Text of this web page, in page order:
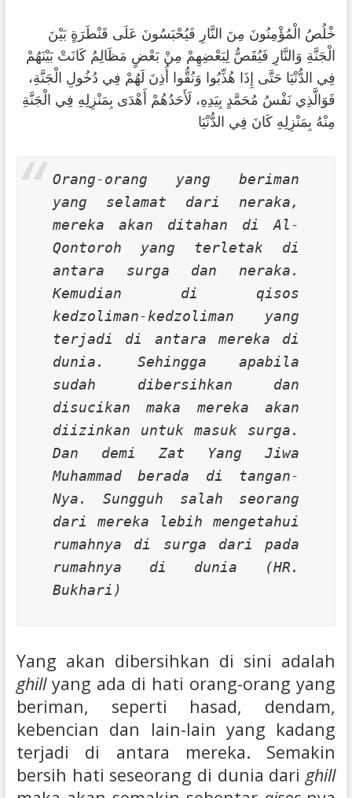
خْلُصُ الْمُؤْمِنُونَ مِنَ النَّارِ فَيُحْبَسُونَ عَلَى قَنْطَرَةٍ بَيْنَ
الْجَنَّةِ وَالنَّارِ فَيُقَصُّ لِبَعْضِهِمْ مِنْ بَعْضٍ مَظَالِمُ كَانَتْ بَيْنَهُمْ
فِي الدُّنْيَا حَتَّى إِذَا هُذِّبُوا وَنُقُّوا أُذِنَ لَهُمْ فِي دُخُولِ الْجَنَّةِ،
فَوَالَّذِي نَفْسُ مُحَمَّدٍ بِيَدِهِ، لَأَحَدُهُمْ أَهْدَى بِمَنْزِلِهِ فِي الْجَنَّةِ
مِنْهُ بِمَنْزِلِهِ كَانَ فِي الدُّنْيَا
Orang-orang yang beriman
yang selamat dari neraka,
mereka akan ditahan di Al-
Qontoroh yang terletak di
antara surga dan neraka.
Kemudian di qisos
kedzoliman-kedzoliman yang
terjadi di antara mereka di
dunia. Sehingga apabila
sudah dibersihkan dan
disucikan maka mereka akan
diizinkan untuk masuk surga.
Dan demi Zat Yang Jiwa
Muhammad berada di tangan-
Nya. Sungguh salah seorang
dari mereka lebih mengetahui
rumahnya di surga dari pada
rumahnya di dunia (HR.
Bukhari)
Yang akan dibersihkan di sini adalah
ghillyang ada di hati orang-orang yang
beriman, seperti hasad, dendam,
kebencian dan lain-lain yang kadang
terjadi di antara mereka. Semakin
bersih hati seseorang di dunia dari ghill